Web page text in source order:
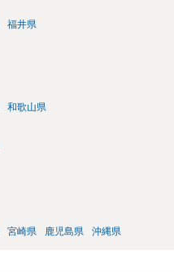
福井県
和歌山県
宮崎県 鹿児島県 沖縄県